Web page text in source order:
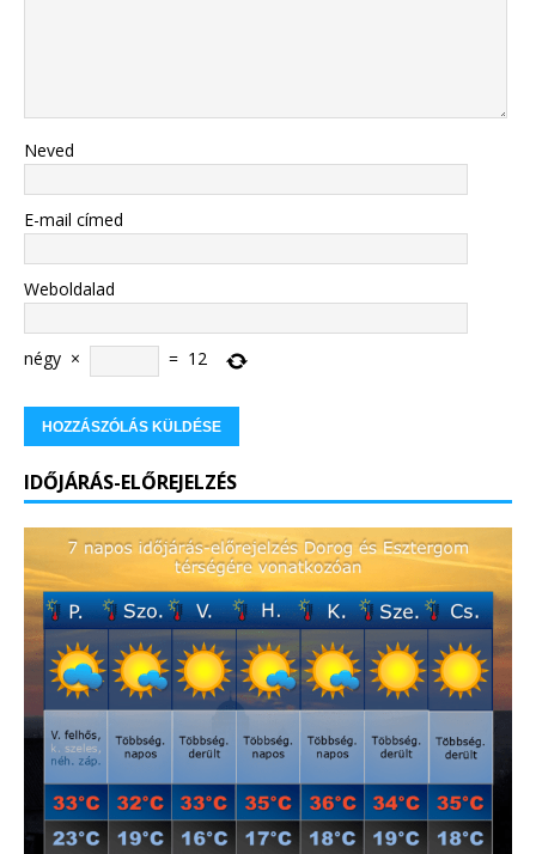
Neved
E-mail címed
Weboldalad
négy × = 12
IDŐJÁRÁS-ELŐREJELZÉS